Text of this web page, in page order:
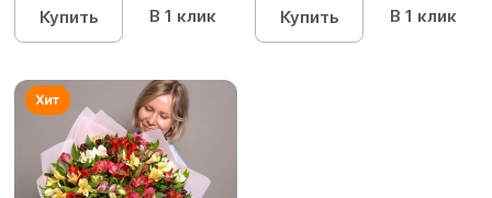
Купить В 1 клик Купить В 1 клик